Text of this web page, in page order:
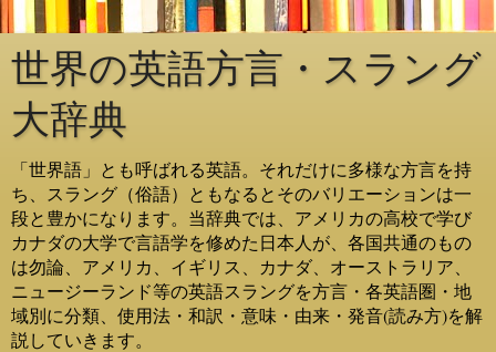
世界の英語方言・スラング
大辞典
「世界語」とも呼ばれる英語。それだけに多様な方言を持
ち、スラング（俗語）ともなるとそのバリエーションは一
段と豊かになります。当辞典では、アメリカの高校で学び
カナダの大学で言語学を修めた日本人が、各国共通のもの
は勿論、アメリカ、イギリス、カナダ、オーストラリア、
ニュージーランド等の英語スラングを方言・各英語圏・地
域別に分類、使用法・和訳・意味・由来・発音(読み方)を解
説していきます。